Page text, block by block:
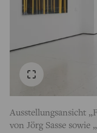
Ausstellungsansicht
von Jörg Sasse